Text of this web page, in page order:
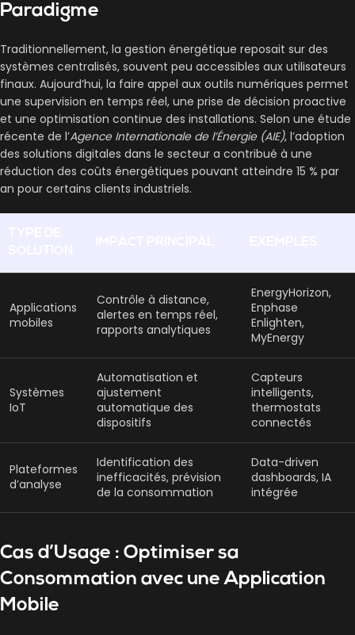
Paradigme
Traditionnellement, la gestion énergétique reposait sur des
systèmes centralisés, souvent peu accessibles aux utilisateurs
finaux. Aujourd’hui, la faire appel aux outils numériques permet
une supervision en temps réel, une prise de décision proactive
et une optimisation continue des installations. Selon une étude
récente de l’Agence Internationale de l’Énergie (AIE), l’adoption
des solutions digitales dans le secteur a contribué à une
réduction des coûts énergétiques pouvant atteindre 15 % par
an pour certains clients industriels.
Applications
mobiles
Contrôle à distance,
alertes en temps réel,
rapports analytiques
EnergyHorizon,
Enphase
Enlighten,
MyEnergy
Systèmes
IoT
Automatisation et
ajustement
automatique des
dispositifs
Capteurs
intelligents,
thermostats
connectés
Plateformes
d’analyse
Identification des
inefficacités, prévision
de la consommation
Data-driven
dashboards, IA
intégrée
Cas d’Usage : Optimiser sa
Consommation avec une Application
Mobile